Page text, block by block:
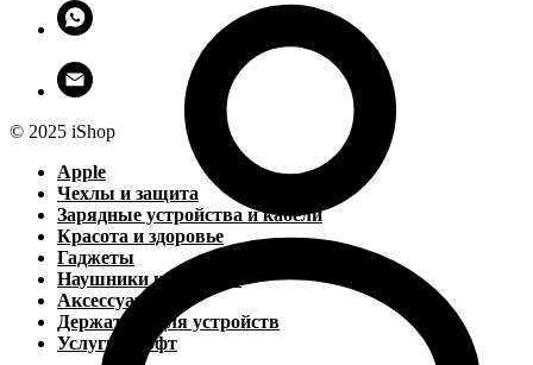
© 2025 iShop
Apple
Чехлы и защита
Зарядные устройства и кабели
Красота и здоровье
Гаджеты
Наушники и колонки
Аксессуары
Держатели для устройств
Услуги и софт